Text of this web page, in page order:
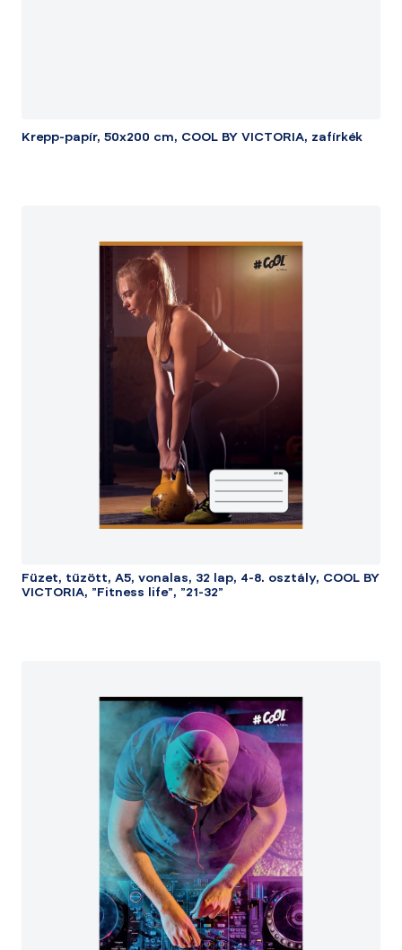
Krepp-papír, 50x200 cm, COOL BY VICTORIA, zafírkék
Füzet, tűzött, A5, vonalas, 32 lap, 4-8. osztály, COOL BY
VICTORIA, "Fitness life", "21-32"